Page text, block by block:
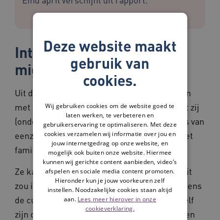
Interviews met
migrantenouderen
Uit de interviews met thuiswonende ouderen
met een Marokkaanse achtergrond blijkt dat zij
(onder normale omstandigheden) gevoelens van
eenzaamheid amper expliciet bespreken met
familie en hun sociale omgeving.
Ze kaarten deze gevoelens niet aan omdat dit
zou impliceren dat zij hun kinderen niet volgens
de cultureel-religieuze traditie, waarin zij zélf
zijn opgegroeid, hebben opgevoed ofwel geen
Deze website maakt
gebruik van
cookies.
Wij gebruiken cookies om de website goed te
laten werken, te verbeteren en
gebruikerservaring te optimaliseren. Met deze
cookies verzamelen wij informatie over jou en
jouw internetgedrag op onze website, en
mogelijk ook buiten onze website. Hiermee
kunnen wij gerichte content aanbieden, video’s
afspelen en sociale media content promoten.
Hieronder kun je jouw voorkeuren zelf
instellen. Noodzakelijke cookies staan altijd
aan. Lees meer hierover in onze
cookieverklaring.